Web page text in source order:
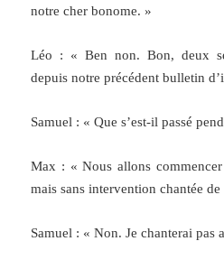
notre cher bonome. »
Léo : « Ben non. Bon, deux
depuis notre précédent bulletin
Samuel : « Que s’est-il passé
Max : « Nous allons commencer
mais sans intervention chantée
Samuel : « Non. Je chanterai pas